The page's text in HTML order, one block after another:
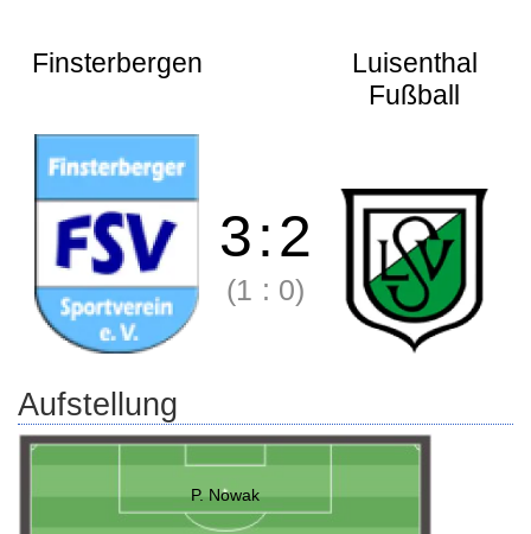
Finsterbergen
Luisenthal
Fußball
3:2
(1 : 0)
Aufstellung
P. Nowak